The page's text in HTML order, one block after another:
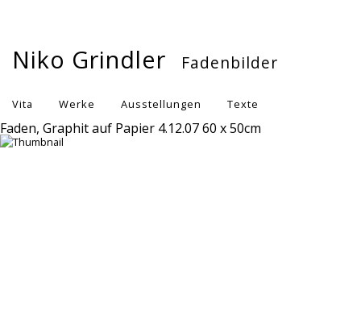
Niko Grindler Fadenbilder
Vita Werke Ausstellungen Texte
Publikationen Kontakt
Faden, Graphit auf Papier 4.12.07 60 x 50cm